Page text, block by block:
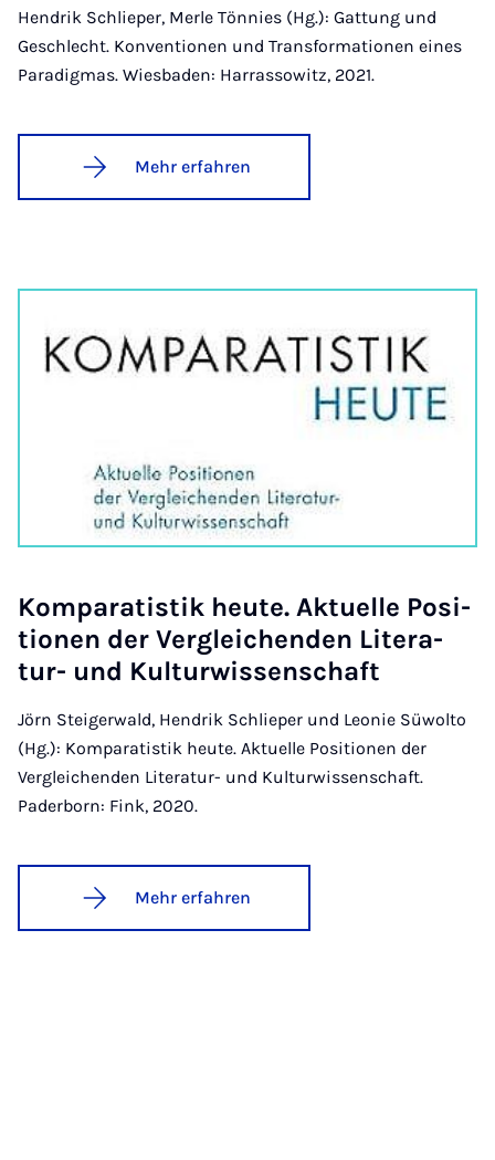
Hendrik Schlieper, Merle Tönnies (Hg.): Gattung und
Geschlecht. Konventionen und Transformationen eines
Paradigmas. Wiesbaden: Harrassowitz, 2021.
Mehr erfahren
Kom­pa­ra­tis­tik heu­te. Ak­tu­el­le Po­si­
ti­o­nen der Ver­glei­chen­den Li­te­ra­
tur- und Kul­tur­wis­sen­schaft
Jörn Steigerwald, Hendrik Schlieper und Leonie Süwolto
(Hg.): Komparatistik heute. Aktuelle Positionen der
Vergleichenden Literatur- und Kulturwissenschaft.
Paderborn: Fink, 2020.
Mehr erfahren